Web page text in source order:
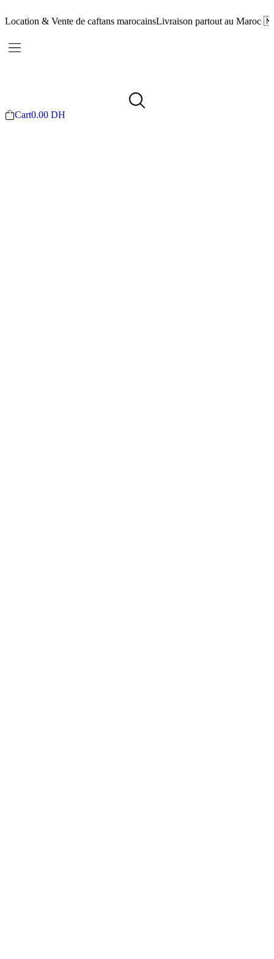
Location & Vente de caftans marocainsLivraison partout au Maroc
Cart0.00 DH